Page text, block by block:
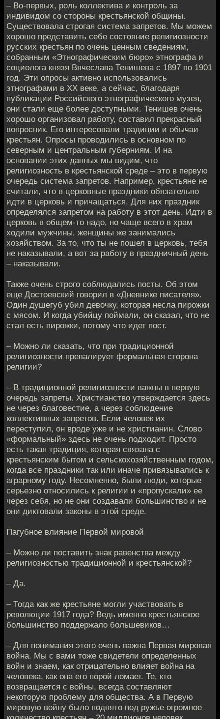
– Во-первых, роль коллектива и контроль за
индивидом со стороны крестьянской общины.
Существовала строгая система запретов. Мы можем
хорошо представить себе состояние религиозности
русских крестьян по очень ценным сведениям,
собранным «Этнографическим бюро» этнографа и
социолога князя Вячеслава Тенишева с 1897 по 1901
год. Эти опросы активно использовались
этнографами в XX веке, а сейчас, благодаря
публикации Российского этнографического музея,
они стали еще более доступными. Тенишев очень
хорошо организовал работу, составил прекрасный
вопросник. Его интересовали традиции и обычаи
крестьян. Опросы проводились в основном по
северным и центральным губерниям. И на
основании этих данных мы видим, что
религиозность в крестьянской среде – это в первую
очередь система запретов. Например, крестьяне не
считали, что в церковные праздники обязательно
идти в церковь и причащаться. Для них праздник
определялся запретом на работу в этот день. Идти в
церковь в общем-то надо, но чаще всего в храм
ходили мужчины, женщины же занимались
хозяйством. За то, что ты не пошел в церковь, тебя
не наказывали, а вот за работу в праздничный день
– наказывали.
Также очень строго соблюдались посты. Об этом
еще Достоевский говорил в «Дневнике писателя».
Один душегуб убил девочку, которая несла пирожки
с мясом. И когда убийцу поймали, он сказал, что не
стал есть пирожки, потому что идет пост.
– Можно ли сказать, что при традиционной
религиозности превалирует формальная сторона
религии?
– В традиционной религиозности важны в первую
очередь запреты. Христианство утверждается здесь
не через благовестие, а через соблюдение
коллективных запретов. Если человек их
переступил, он вроде уже и не христианин. Слово
«формальный» здесь не очень подходит. Просто
есть такая традиция, которая связана с
крестьянским бытом и сельскохозяйственным годом,
когда все праздники так или иначе привязывались к
аграрному году. Несомненно, были люди, которые
серьезно относились к религии и «пропускали» ее
через себя, но не они создавали большинство и не
они диктовали законы в этой среде.
Пагубное влияние Первой мировой
– Можно ли поставить знак равенства между
религиозностью традиционной и крестьянской?
– Да.
– Тогда как же крестьяне могли участвовать в
революции 1917 года? Ведь именно крестьянское
большинство поддержало большевиков…
– Для понимания этого очень важна Первая мировая
война. Мы с вами тоже свидетели определенных
войн и знаем, как отрицательно влияет война на
человека, как она его порой ломает. Те, кто
возвращается с войны, всегда составляют
некоторую проблему для общества. А в Первую
мировую войну было поднято под ружье огромное